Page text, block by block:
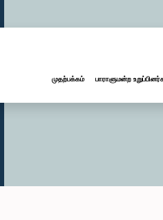
முதற்பக்கம் பாராளுமன்ற